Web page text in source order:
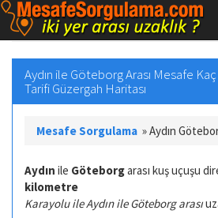
Aydın ile Göteborg Arası Mesafe
Tarifi Güzergah Haritası
Mesafe Sorgulama »Aydın
Aydın ile Göteborgarası kuş uçuşu
kilometre
Karayolu ile Aydın ile Göteborg arası